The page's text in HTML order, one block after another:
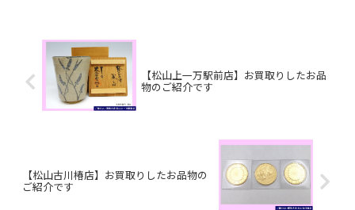
【松山上一万駅前店】お買取りしたお品
物のご紹介です
【松山古川椿店】お買取りしたお品物の
ご紹介です